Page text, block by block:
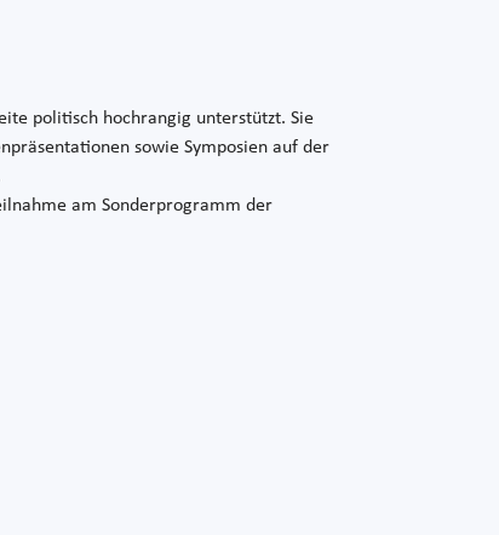
politisch hochrangig unterstützt. Sie
sowie Symposien auf der
am Sonderprogramm der